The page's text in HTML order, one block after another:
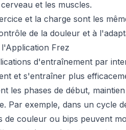
et les muscles.
et la charge sont les
de la douleur et à
Frez
d'entraînement par
et s'entraîner plus
les phases de début,
Par exemple, dans un cycle
de couleur ou bips peuvent